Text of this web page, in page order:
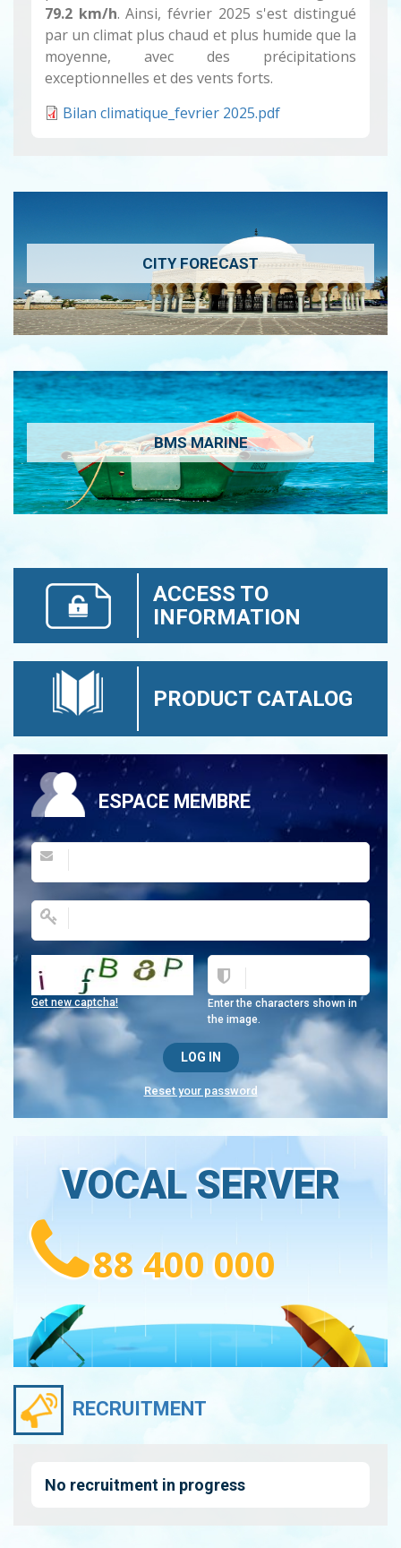
79.2 km/h. Ainsi, février 2025 s'est distingué
par un climat plus chaud et plus humide que la
moyenne, avec des précipitations
exceptionnelles et des vents forts.
Bilan climatique_fevrier 2025.pdf
CITY FORECAST
BMS MARINE
ACCESS TO
INFORMATION
PRODUCT CATALOG
ESPACE MEMBRE
Enter the characters shown in
the image.
Get new captcha!
Reset your password
VOCAL SERVER
88 400 000
RECRUITMENT
No recruitment in progress